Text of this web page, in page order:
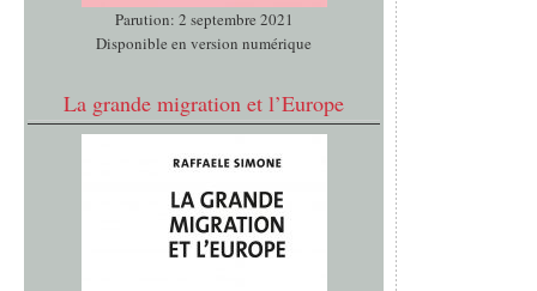
Parution: 2 septembre 2021
Disponible en version numérique
La grande migration et l’Europe